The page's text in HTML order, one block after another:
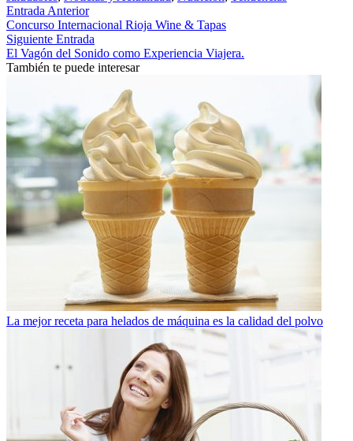
Entrada Anterior
Concurso Internacional Rioja Wine & Tapas
Siguiente Entrada
El Vagón del Sonido como Experiencia Viajera.
También te puede interesar
La mejor receta para helados de máquina es la calidad del polvo